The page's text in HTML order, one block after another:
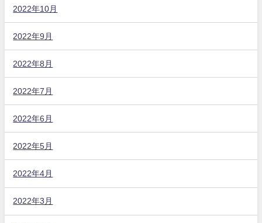
2022年10月
2022年9月
2022年8月
2022年7月
2022年6月
2022年5月
2022年4月
2022年3月